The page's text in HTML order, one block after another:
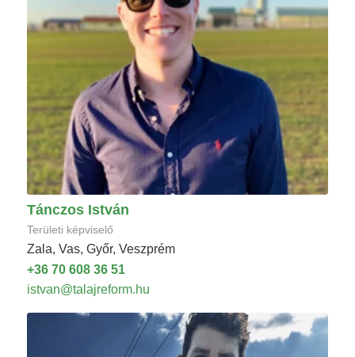
Tánczos István
Területi képviselő
Zala, Vas, Győr, Veszprém
+36 70 608 36 51
istvan@talajreform.hu